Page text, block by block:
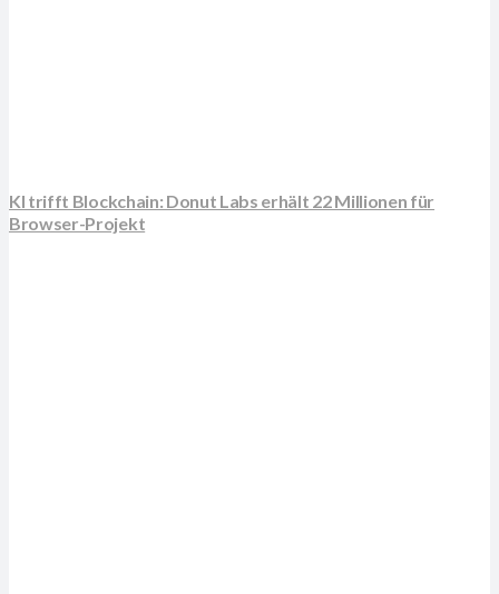
KI trifft Blockchain: Donut Labs erhält 22 Millionen für
Browser-Projekt